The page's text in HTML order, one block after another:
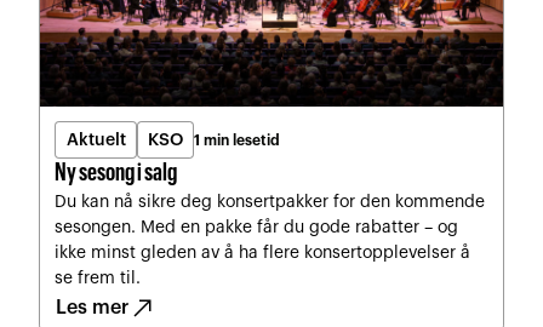
Aktuelt KSO 1 min lesetid
Ny sesong i salg
Du kan nå sikre deg konsertpakker for den kommende
sesongen. Med en pakke får du gode rabatter – og
ikke minst gleden av å ha flere konsertopplevelser å
se frem til.
Les mer north_east